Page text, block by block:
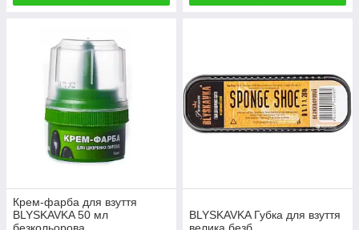
Крем-фарба для взуття
BLYSKAVKA 50 мл
BLYSKAVKA Губка для взуття